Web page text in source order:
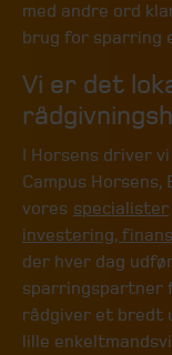
med andre ord
brug for sparring
Vi er det
I Horsens driver
Campus Horsens,
vores specialister
investering,
der hver dag
sparringspartner
rådgiver et bredt
lille